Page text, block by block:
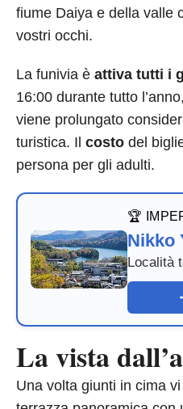
fiume Daiya e della valle
vostri occhi.
La funivia è attiva tutti i
16:00 durante tutto
viene prolungato
turistica. Il costo del
persona per gli adulti.
🏆
Nikko
Località
La vista
Una volta giunti in cima